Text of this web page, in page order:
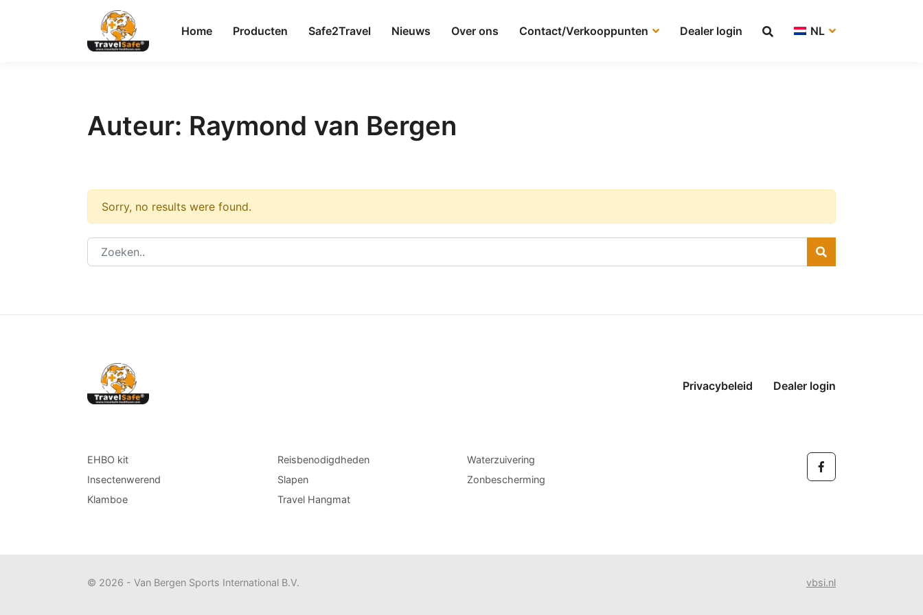
Home Producten Safe2Travel Nieuws Over ons Contact/Verkooppunten Dealer login NL
Auteur: Raymond van Bergen
Sorry, no results were found.
Privacybeleid Dealer login
EHBO kit
Insectenwerend
Klamboe
Reisbenodigdheden
Slapen
Travel Hangmat
Waterzuivering
Zonbescherming
© 2026 - Van Bergen Sports International B.V. vbsi.nl